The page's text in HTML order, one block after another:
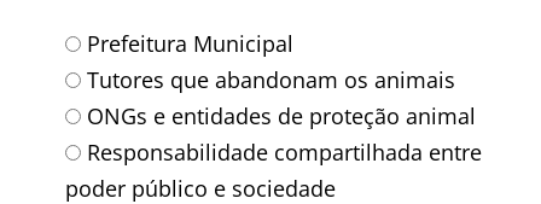
Prefeitura Municipal
Tutores que abandonam os animais
ONGs e entidades de proteção animal
Responsabilidade compartilhada entre
poder público e sociedade